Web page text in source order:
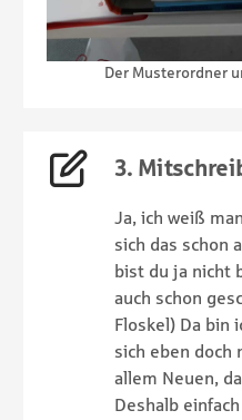
Der Musterordner
3.
Ja, ich weiß
sich das schon
bist du ja nicht
auch schon
Floskel) Da bin
sich eben doch
allem Neuen,
Deshalb